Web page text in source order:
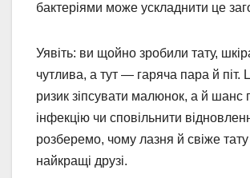
бактеріями може ускладнити це
Уявіть: ви щойно зробили тату,
чутлива, а тут — гаряча пара й піт.
ризик зіпсувати малюнок, а й шанс
інфекцію чи сповільнити
розберемо, чому лазня й свіже
найкращі друзі.